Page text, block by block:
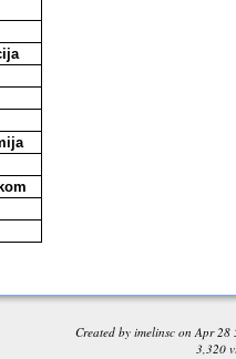
Created by imelinsconApr 28
3,320